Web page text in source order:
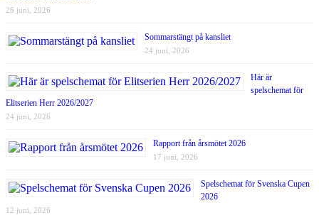
26 juni, 2026
Sommarstängt på kansliet
24 juni, 2026
Här är
spelschemat för
Elitserien Herr 2026/2027
24 juni, 2026
Rapport från årsmötet 2026
17 juni, 2026
Spelschemat för Svenska Cupen
2026
12 juni, 2026